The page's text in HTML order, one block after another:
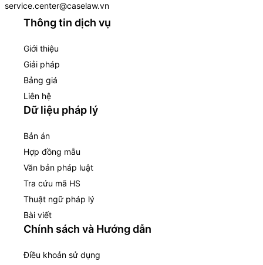
service.center@caselaw.vn
Thông tin dịch vụ
Giới thiệu
Giải pháp
Bảng giá
Liên hệ
Dữ liệu pháp lý
Bản án
Hợp đồng mẫu
Văn bản pháp luật
Tra cứu mã HS
Thuật ngữ pháp lý
Bài viết
Chính sách và Hướng dẫn
Điều khoản sử dụng